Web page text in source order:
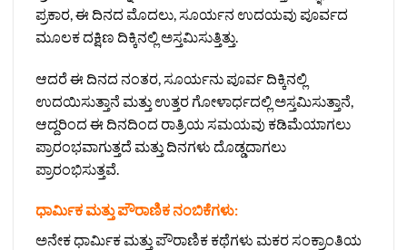
ಪ್ರಕಾರ, ಈ ದಿನದ ಮೊದಲು, ಸೂರ್ಯನ ಉದಯವು ಪೂರ್ವದ
ಮೂಲಕ ದಕ್ಷಿಣ ದಿಕ್ಕಿನಲ್ಲಿ ಅಸ್ತಮಿಸುತ್ತಿತ್ತು.
ಆದರೆ ಈ ದಿನದ ನಂತರ, ಸೂರ್ಯನು ಪೂರ್ವ ದಿಕ್ಕಿನಲ್ಲಿ
ಉದಯಿಸುತ್ತಾನೆ ಮತ್ತು ಉತ್ತರ ಗೋಳಾರ್ಧದಲ್ಲಿ ಅಸ್ತಮಿಸುತ್ತಾನೆ,
ಆದ್ದರಿಂದ ಈ ದಿನದಿಂದ ರಾತ್ರಿಯ ಸಮಯವು ಕಡಿಮೆಯಾಗಲು
ಪ್ರಾರಂಭವಾಗುತ್ತದೆ ಮತ್ತು ದಿನಗಳು ದೊಡ್ಡದಾಗಲು
ಪ್ರಾರಂಭಿಸುತ್ತವೆ.
ಧಾರ್ಮಿಕ ಮತ್ತು ಪೌರಾಣಿಕ ನಂಬಿಕೆಗಳು:
ಅನೇಕ ಧಾರ್ಮಿಕ ಮತ್ತು ಪೌರಾಣಿಕ ಕಥೆಗಳು ಮಕರ ಸಂಕ್ರಾಂತಿಯ